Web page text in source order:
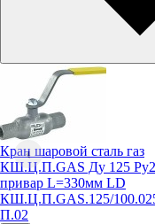
Кран шаровой сталь газ
КШ.Ц.П.GAS Ду 125
привар L=330мм LD
КШ.Ц.П.GAS.125/
П.02